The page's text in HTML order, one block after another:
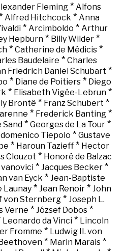
Fleming* Alfons
Alfred Hitchcock * Anna
* Arcimboldo * Arthur
Hepburn * Billy Wilder *
* Catherine de Médicis*
Baudelaire * Charles
Friedrich Daniel Schubart *
* Diane de Poitiers * Diego
* Elisabeth Vigée-Lebrun*
Brontë * Franz Schubert *
* Frederick Banting *
Sand * Georges de La Tour *
Tiepolo * Gustave
* Haroun Tazieff * Hector
Clouzot * Honoré de Balzac
* Jacques Becker *
van Eyck * Jean-Baptiste
Launay* Jean Renoir* John
von Sternberg * Joseph L.
Verne * József Dobos *
Leonardo da Vinci* Lincoln
Fromme * Ludwig II. von
* Marin Marais*